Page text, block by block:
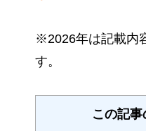
※2026年は記載内
す。
この記事